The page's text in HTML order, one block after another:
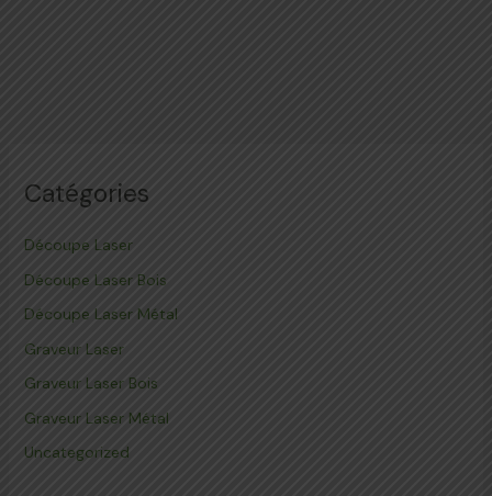
Catégories
Découpe Laser
Découpe Laser Bois
Découpe Laser Métal
Graveur Laser
Graveur Laser Bois
Graveur Laser Métal
Uncategorized